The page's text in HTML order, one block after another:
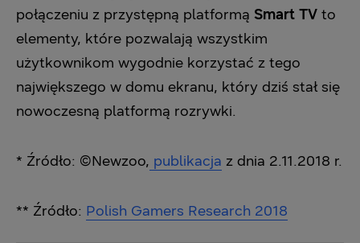
połączeniu z przystępną platformą Smart TV to
elementy, które pozwalają wszystkim
użytkownikom wygodnie korzystać z tego
największego w domu ekranu, który dziś stał się
nowoczesną platformą rozrywki.
* Źródło: ©Newzoo, publikacja z dnia 2.11.2018 r.
** Źródło: Polish Gamers Research 2018